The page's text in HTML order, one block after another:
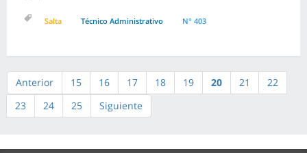
Salta Técnico Administrativo N° 403
Anterior 15 16 17 18 19 20 21
22
23
24 25 Siguiente